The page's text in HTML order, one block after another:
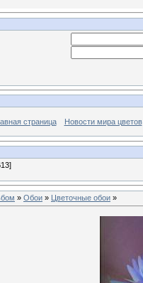
страница Новости мира цветов
» Обои » Цветочные обои »